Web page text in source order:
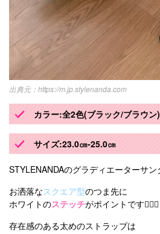
https://m.jp.stylenanda.com
カラー:全2色(ブラック/ブラウン)
サイズ:23.0㎝-25.0㎝
STYLENANDAのグラディエーターサン
お洒落なスクエア型のつま先に
ホワイトのステッチがポイントです☝🏻✨
存在感のある太めのストラップは